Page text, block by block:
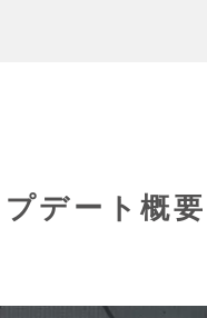
デート概要